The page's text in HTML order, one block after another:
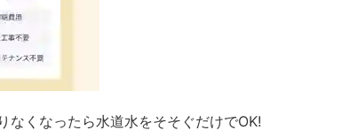
なくなったら水道水をそそぐだけでOK!